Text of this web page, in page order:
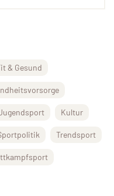
& Gesund
Kultur
Trendsport